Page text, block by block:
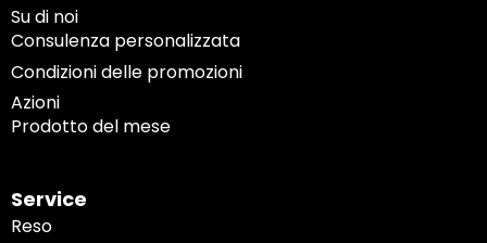
Su di noi
Consulenza personalizzata
Condizioni delle promozioni
Azioni
Prodotto del mese
Service
Reso